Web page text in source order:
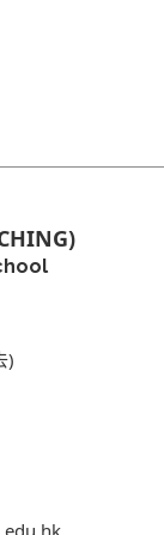
)